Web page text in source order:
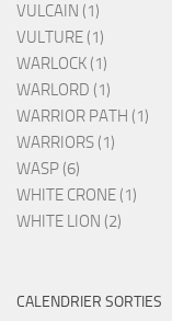
VULCAIN (1)
VULTURE (1)
WARLOCK (1)
WARLORD (1)
WARRIOR PATH (1)
WARRIORS (1)
WASP (6)
WHITE CRONE (1)
WHITE LION (2)
CALENDRIER SORTIES